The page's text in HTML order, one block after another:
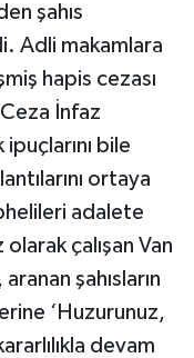
şahıs
Adli makamlara
hapis cezası
İnfaz
bile
ortaya
adalete
çalışan Van
şahısların
‘Huzurunuz,
devam